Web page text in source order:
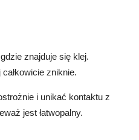
znajduje się klej.
zniknie.
i unikać kontaktu z
jest łatwopalny.